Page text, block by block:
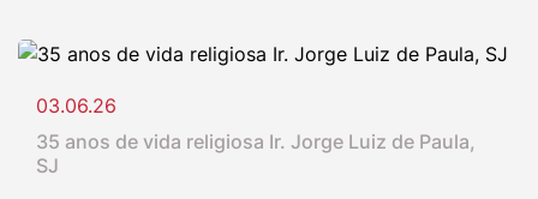
03.06.26
35 anos de vida religiosa Ir. Jorge Luiz de Paula,
SJ